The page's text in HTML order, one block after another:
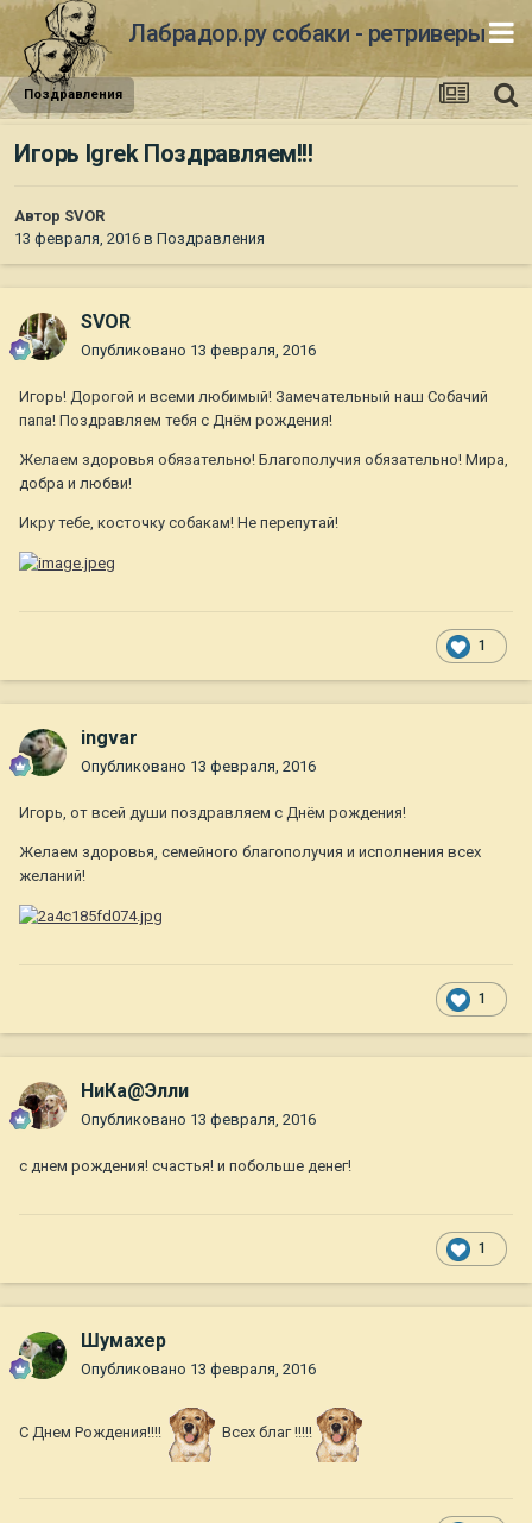
Лабрадор.ру собаки - ретриверы
Поздравления
Игорь Igrek Поздравляем!!!
Автор SVOR
13 февраля, 2016 в Поздравления
SVOR
Опубликовано 13 февраля, 2016
Игорь! Дорогой и всеми любимый! Замечательный наш Собачий
папа! Поздравляем тебя с Днём рождения!
Желаем здоровья обязательно! Благополучия обязательно! Мира,
добра и любви!
Икру тебе, косточку собакам! Не перепутай!
1
ingvar
Опубликовано 13 февраля, 2016
Игорь, от всей души поздравляем с Днём рождения!
Желаем здоровья, семейного благополучия и исполнения всех
желаний!
1
НиКа@Элли
Опубликовано 13 февраля, 2016
с днем рождения! счастья! и побольше денег!
1
Шумахер
Опубликовано 13 февраля, 2016
С Днем Рождения!!!! Всех благ !!!!!